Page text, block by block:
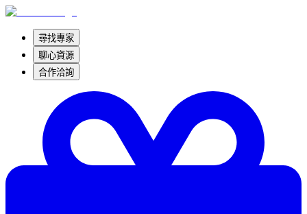
尋找專家
聊心資源
合作洽詢